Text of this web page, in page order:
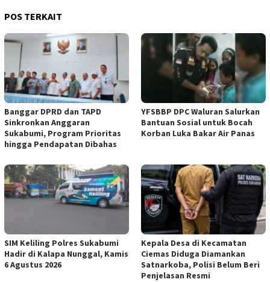
POS TERKAIT
Banggar DPRD dan TAPD
Sinkronkan Anggaran
Sukabumi, Program Prioritas
hingga Pendapatan Dibahas
YFSBBP DPC Waluran Salurkan
Bantuan Sosial untuk Bocah
Korban Luka Bakar Air Panas
SIM Keliling Polres Sukabumi
Hadir di Kalapa Nunggal, Kamis
6 Agustus 2026
Kepala Desa di Kecamatan
Ciemas Diduga Diamankan
Satnarkoba, Polisi Belum Beri
Penjelasan Resmi